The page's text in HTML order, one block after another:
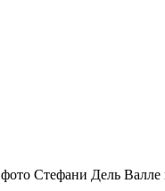
фото Стефани Дель Валле